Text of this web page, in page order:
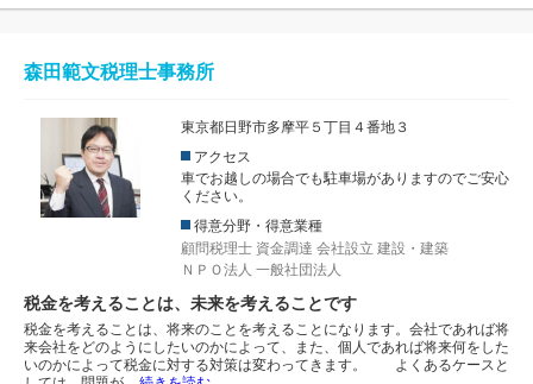
森田範文税理士事務所
東京都日野市多摩平５丁目４番地３
アクセス
車でお越しの場合でも駐車場がありますのでご安心
ください。
得意分野・得意業種
顧問税理士 資金調達 会社設立 建設・建築
ＮＰＯ法人 一般社団法人
税金を考えることは、未来を考えることです
税金を考えることは、将来のことを考えることになります。会社であれば将
来会社をどのようにしたいのかによって、また、個人であれば将来何をした
いのかによって税金に対する対策は変わってきます。 よくあるケースと